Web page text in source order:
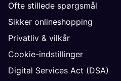
Ofte stillede spørgsmål
Sikker onlineshopping
Privatliv & vilkår
Cookie-indstillinger
Digital Services Act (DSA)